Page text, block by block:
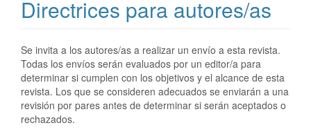
Directrices para autores/as
Se invita a los autores/as a realizar un envío a esta revista.
Todas los envíos serán evaluados por un editor/a para
determinar si cumplen con los objetivos y el alcance de esta
revista. Los que se consideren adecuados se enviarán a una
revisión por pares antes de determinar si serán aceptados o
rechazados.